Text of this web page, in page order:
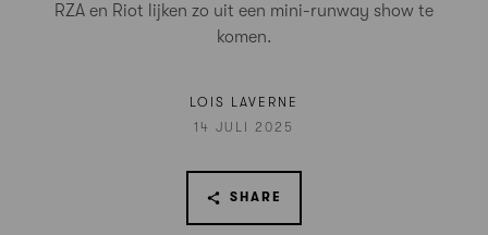
RZA en Riot lijken zo uit een mini-runway show te
komen.
LOIS LAVERNE
14 JULI 2025
SHARE